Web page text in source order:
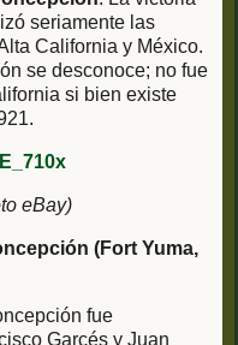
seriamente las
California y México.
se desconoce; no fue
si bien existe
eBay)
(Fort Yuma,
fue
Garcés y Juan